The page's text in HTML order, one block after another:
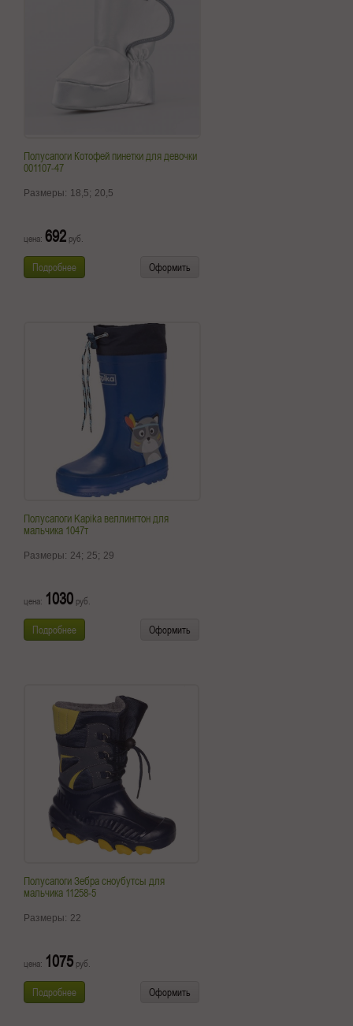
Полусапоги Котофей пинетки для девочки
001107-47
Размеры: 18,5; 20,5
цена: 692 руб.
Подробнее Оформить
Полусапоги Kapika веллингтон для
мальчика 1047т
Размеры: 24; 25; 29
цена: 1030 руб.
Подробнее Оформить
Полусапоги Зебра сноубутсы для
мальчика 11258-5
Размеры: 22
цена: 1075 руб.
Подробнее Оформить